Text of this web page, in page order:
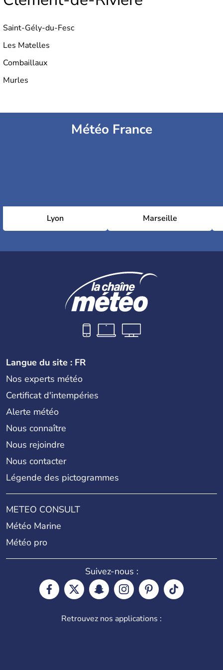
Saint-Gély-du-Fesc
Les Matelles
Combaillaux
Murles
Météo France
Lyon Marseille
Langue du site : FR
Nos experts météo
Certificat d'intempéries
Alerte météo
Nous connaître
Nous rejoindre
Nous contacter
Légende des pictogrammes
METEO CONSULT
Météo Marine
Météo pro
Suivez-nous :
Retrouvez nos applications :